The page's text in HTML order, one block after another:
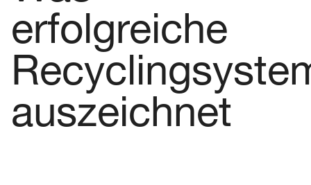
erfolgreiche
auszeichnet